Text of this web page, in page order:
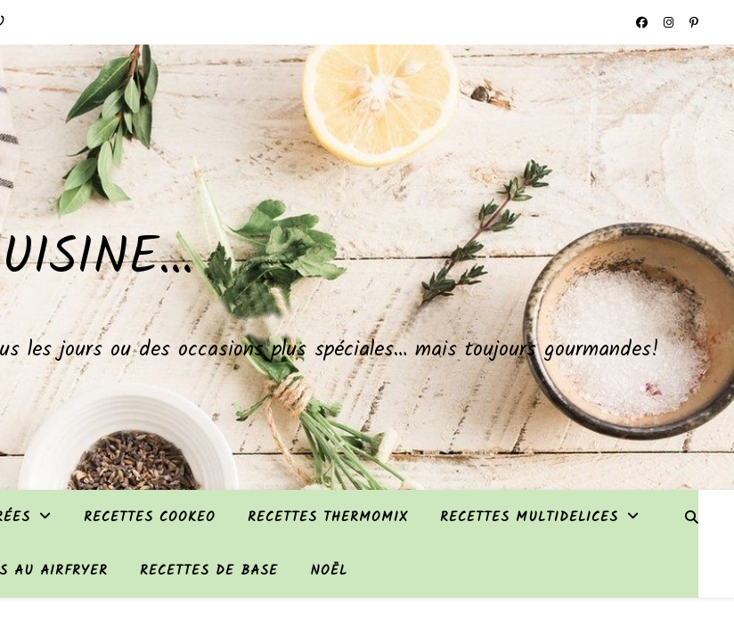
les jours ou des occasions plus spéciales… mais toujours gourmandes!
RECETTES COOKEO RECETTES THERMOMIX RECETTES MULTIDELICES
AU AIRFRYER RECETTES DE BASE NOËL